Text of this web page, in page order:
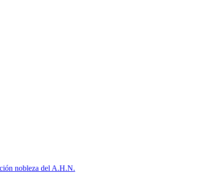
nobleza del A.H.N.